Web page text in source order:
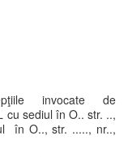
invocate de
cu sediul în O.. str. ..,
în O.., str. ....., nr..,